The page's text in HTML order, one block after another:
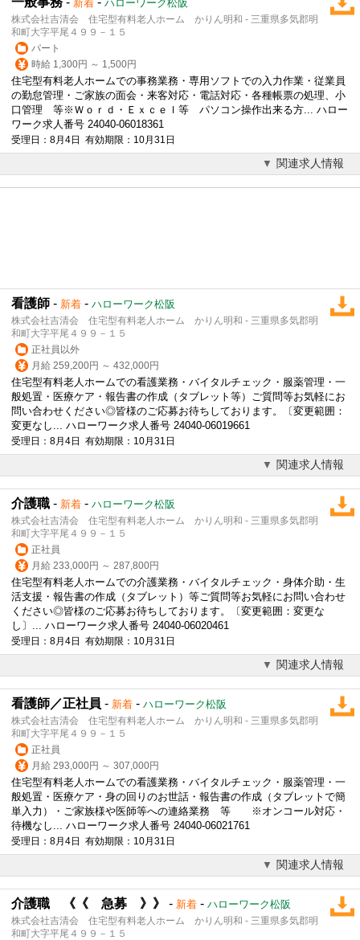
新着 ハローワーク松阪
株式会社吉清会 住宅型有料老人ホーム かりん明和 - 三重県多気郡明
和町大字平尾４９９－１５
パート
時給 1,300円 ～ 1,500円
住宅型有料老人ホームでの事務業務・専用ソフトでの入力作業・従業員
の勤怠管理・ご家族の面会・来客対応・電話対応・各種帳票の処理、小
口管理 等※Ｗｏｒｄ・Ｅｘｃｅｌ等 パソコン操作出来る方... ハロー
ワーク求人番号 24040-06018361
受理日：8月4日 有効期限：10月31日
関連求人情報
看護師 - 新着 - ハローワーク松阪
株式会社吉清会 住宅型有料老人ホーム かりん明和 - 三重県多気郡明
和町大字平尾４９９－１５
正社員以外
月給 259,200円 ～ 432,000円
住宅型有料老人ホームでの看護業務・バイタルチェック・服薬管理・一
般処置・医療ケア・報告書の作成（タブレット等）ご質問等お気軽にお
問い合わせください◎皆様のご応募お待ちしております。〔変更範囲：
変更なし... ハローワーク求人番号 24040-06019661
受理日：8月4日 有効期限：10月31日
関連求人情報
介護職 - 新着 - ハローワーク松阪
株式会社吉清会 住宅型有料老人ホーム かりん明和 - 三重県多気郡明
和町大字平尾４９９－１５
正社員
月給 233,000円 ～ 287,800円
住宅型有料老人ホームでの介護業務・バイタルチェック・身体介助・生
活支援・報告書の作成（タブレット）等ご質問等お気軽にお問い合わせ
ください◎皆様のご応募お待ちしております。〔変更範囲：変更な
し〕... ハローワーク求人番号 24040-06020461
受理日：8月4日 有効期限：10月31日
関連求人情報
看護師／正社員 - 新着 - ハローワーク松阪
株式会社吉清会 住宅型有料老人ホーム かりん明和 - 三重県多気郡明
和町大字平尾４９９－１５
正社員
月給 293,000円 ～ 307,000円
住宅型有料老人ホームでの看護業務・バイタルチェック・服薬管理・一
般処置・医療ケア・身の回りのお世話・報告書の作成（タブレットで簡
単入力）・ご家族様や医師等への連絡業務 等 ※オンコール対応・
待機なし... ハローワーク求人番号 24040-06021761
受理日：8月4日 有効期限：10月31日
関連求人情報
介護職 《《 急募 》》 - 新着 - ハローワーク松阪
株式会社吉清会 住宅型有料老人ホーム かりん明和 - 三重県多気郡明
和町大字平尾４９９－１５